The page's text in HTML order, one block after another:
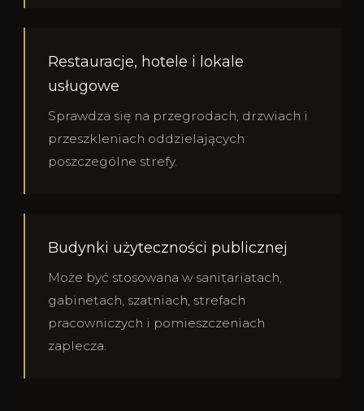
Restauracje, hotele i lokale
usługowe
Sprawdza się na przegrodach, drzwiach i
przeszkleniach oddzielających
poszczególne strefy.
Budynki użyteczności publicznej
Może być stosowana w sanitariatach,
gabinetach, szatniach, strefach
pracowniczych i pomieszczeniach
zaplecza.